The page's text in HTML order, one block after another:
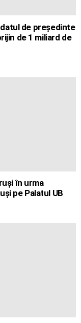
de președinte
de 1 miliard de
în urma
pe Palatul UB